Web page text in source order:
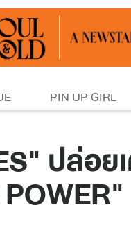
PIN UP GIRL
ปล่อ